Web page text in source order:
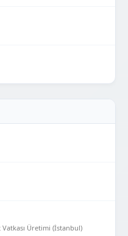
Vatkası Üretimi (İstanbul)